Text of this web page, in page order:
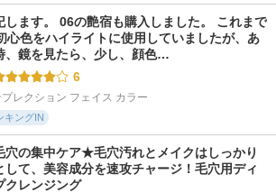
します。 06の艶宿も購入しました。 これまで
心色をハイライトに使用していましたが、あ
、鏡を見たら、少し、顔色…
6
プレクション フェイス カラー
キングIN
の集中ケア★毛穴汚れとメイクはしっかり
して、美容成分を速攻チャージ！毛穴用ディ
クレンジング